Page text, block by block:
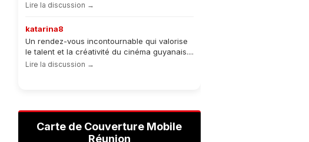
Lire la discussion →
katarina8
Un rendez-vous incontournable qui valorise
le talent et la créativité du cinéma guyanais....
Lire la discussion →
Carte de Couverture Mobile
Réunion